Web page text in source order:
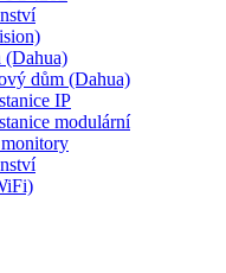
(Dahua)
dům (Dahua)
IP
modulární